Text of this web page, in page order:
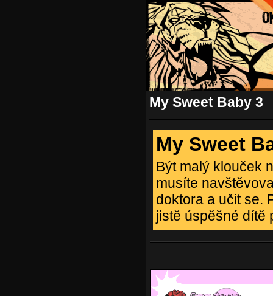
My Sweet Baby 3
My Sweet
Být malý klouček
musíte
doktora a učit se.
jistě úspěšné dítě